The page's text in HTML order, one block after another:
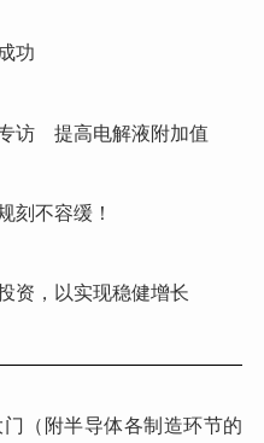
功
访 提高电解液附加值
刻不容缓！
资，以实现稳健增长
（附半导体各制造环节的